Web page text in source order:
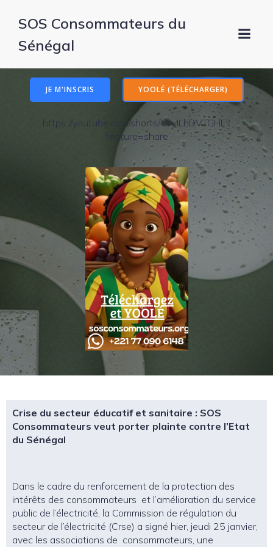
SOS Consommateurs du
Sénégal
JE M'INSCRIS YOOLÉ (TÉLÉCHARGER)
https://youtube.com/shorts/WyILhDVTGHE?
feature=share
Crise du secteur éducatif et sanitaire : SOS
Consommateurs veut porter plainte contre l’Etat
du Sénégal
Dans le cadre du renforcement de la protection des
intérêts des consommateurs et l’amélioration du service
public de l’électricité, la Commission de régulation du
secteur de l’électricité (Crse) a signé hier, jeudi 25 janvier,
avec les associations de consommateurs, une